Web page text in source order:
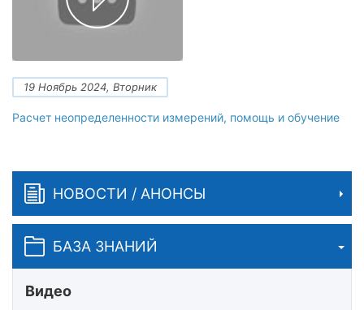
НОВОСТИ / АНОНСЫ
БАЗА ЗНАНИЙ
Видео
19 Ноябрь 2024, Вторник
Расчет неопределенности измерений, помощь и обучение